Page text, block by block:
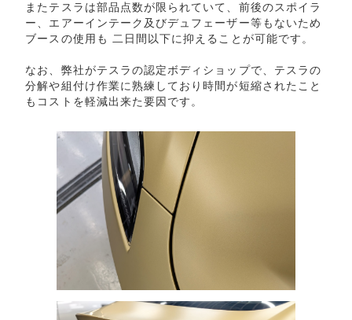
またテスラは部品点数が限られていて、前後のスポイラ
ー、エアーインテーク及びデュフェーザー等もないため
ブースの使用も 二日間以下に抑えることが可能です。
なお、弊社がテスラの認定ボディショップで、テスラの
分解や組付け作業に熟練しており時間が短縮されたこと
もコストを軽減出来た要因です。